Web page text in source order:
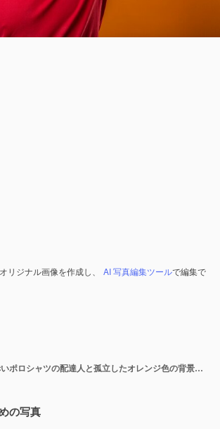
リジナル画像を作成し、 AI 写真編集ツールで編集で
若い不満の赤いポロシャツの配達人と孤立したオレンジ色の背景に次に何をすべきかわからない寺に対して彼の指で彼の指で身振りで示すストレスのキャップ
の写真